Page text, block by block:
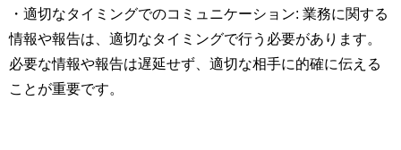
・適切なタイミングでのコミュニケーション: 業務に関する
情報や報告は、適切なタイミングで行う必要があります。
必要な情報や報告は遅延せず、適切な相手に的確に伝える
ことが重要です。